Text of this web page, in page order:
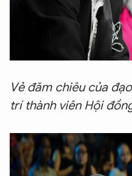
Vẻ đăm chiêu của
trí thành viên Hội